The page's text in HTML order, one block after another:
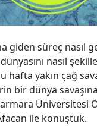
giden süreç nasıl
nasıl
hafta yakın çağ
bir dünya
Üniversitesi
ile konuştuk.